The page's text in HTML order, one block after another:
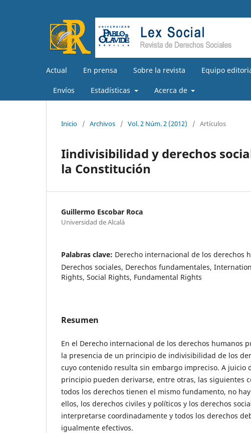
Actual En prensa Sobre la revista Equipo
Envíos Estadísticas Acerca de
Inicio / Archivos / Vol. 2 Núm. 2 (2012) / Artículos
Iindivisibilidad y derechos
la Constitución
Guillermo Escobar Roca
Universidad de Alcalá
Palabras clave: Derecho internacional de los derechos
Derechos sociales, Derechos fundamentales,
Rights, Social Rights, Fundamental Rights
Resumen
En el Derecho internacional de los derechos humanos
la presencia de un principio de indivisibilidad de los
cuyo contenido resulta sin embargo impreciso. A juicio
principio pueden derivarse, entre otras, las siguientes
todos los derechos tienen el mismo fundamento, no
ellos, los derechos civiles y políticos y los derechos
interpretarse coordinadamente y todos los derechos
igualmente efectivos.